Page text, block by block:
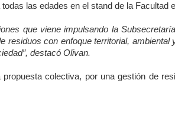
las edades en el stand de la Facultad
que viene impulsando la
residuos con enfoque territorial,
, destacó Olivan.
colectiva, por una gestión de